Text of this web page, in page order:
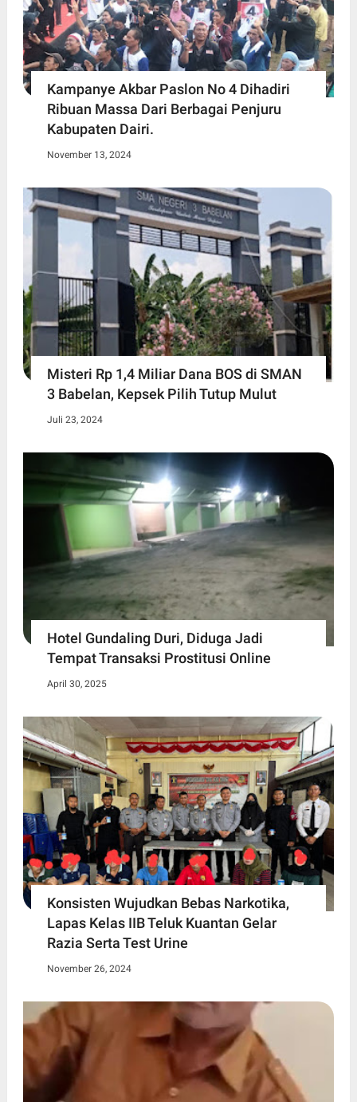
Kampanye Akbar Paslon No 4 Dihadiri
Ribuan Massa Dari Berbagai Penjuru
Kabupaten Dairi.
November 13, 2024
Misteri Rp 1,4 Miliar Dana BOS di SMAN
3 Babelan, Kepsek Pilih Tutup Mulut
Juli 23, 2024
Hotel Gundaling Duri, Diduga Jadi
Tempat Transaksi Prostitusi Online
April 30, 2025
Konsisten Wujudkan Bebas Narkotika,
Lapas Kelas IIB Teluk Kuantan Gelar
Razia Serta Test Urine
November 26, 2024